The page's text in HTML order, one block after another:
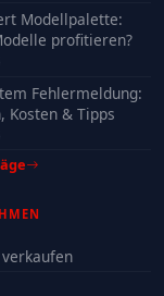
Modellpalette:
profitieren?
Fehlermeldung:
Kosten & Tipps